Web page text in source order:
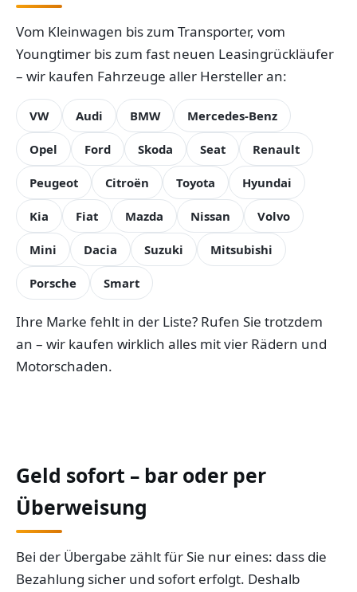
Vom Kleinwagen bis zum Transporter, vom
Youngtimer bis zum fast neuen Leasingrückläufer
– wir kaufen Fahrzeuge aller Hersteller an:
VW Audi BMW Mercedes-Benz
Opel Ford Skoda Seat Renault
Peugeot Citroën Toyota Hyundai
Kia Fiat Mazda Nissan Volvo
Mini Dacia Suzuki Mitsubishi
Porsche Smart
Ihre Marke fehlt in der Liste? Rufen Sie trotzdem
an – wir kaufen wirklich alles mit vier Rädern und
Motorschaden.
Geld sofort – bar oder per
Überweisung
Bei der Übergabe zählt für Sie nur eines: dass die
Bezahlung sicher und sofort erfolgt. Deshalb